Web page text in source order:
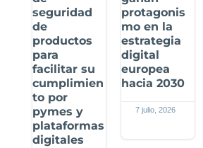
seguridad
de
productos
para
facilitar su
cumplimien
to por
pymes y
plataformas
digitales
protagonis
mo en la
estrategia
digital
europea
hacia 2030
7 julio, 2026